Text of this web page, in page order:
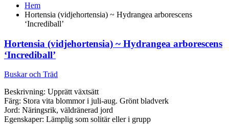
Hem
Hortensia (vidjehortensia) ~ Hydrangea arborescens
‘Incrediball’
Hortensia (vidjehortensia) ~ Hydrangea arborescens
‘Incrediball’
Buskar och Träd
Beskrivning: Upprätt växtsätt
Färg: Stora vita blommor i juli-aug. Grönt bladverk
Jord: Näringsrik, väldränerad jord
Egenskaper: Lämplig som solitär eller i grupp